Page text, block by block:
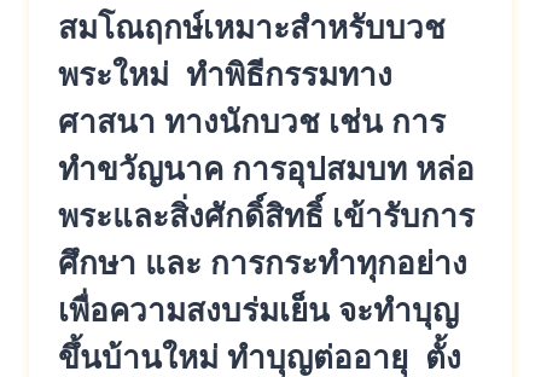
สมโณฤกษ์เหมาะสำหรับบวช
พระใหม่ ทำพิธีกรรมทาง
ศาสนา ทางนักบวช เช่น การ
ทำขวัญนาค การอุปสมบท หล่อ
พระและสิ่งศักดิ์สิทธิ์ เข้ารับการ
ศึกษา และ การกระทำทุกอย่าง
เพื่อความสงบร่มเย็น จะทำบุญ
ขึ้นบ้านใหม่ ทำบุญต่ออายุ ตั้ง